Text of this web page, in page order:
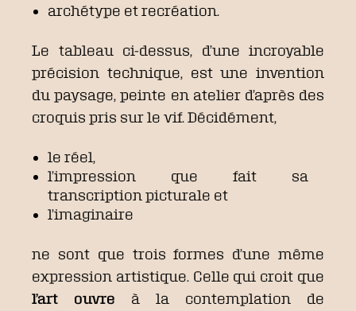
archétype et recréation.
Le tableau ci-dessus, d’une incroyable
précision technique, est une invention
du paysage, peinte en atelier d’après des
croquis pris sur le vif. Décidément,
le réel,
l’impression que fait sa
transcription picturale et
l’imaginaire
ne sont que trois formes d’une même
expression artistique. Celle qui croit que
l’art ouvre à la contemplation de